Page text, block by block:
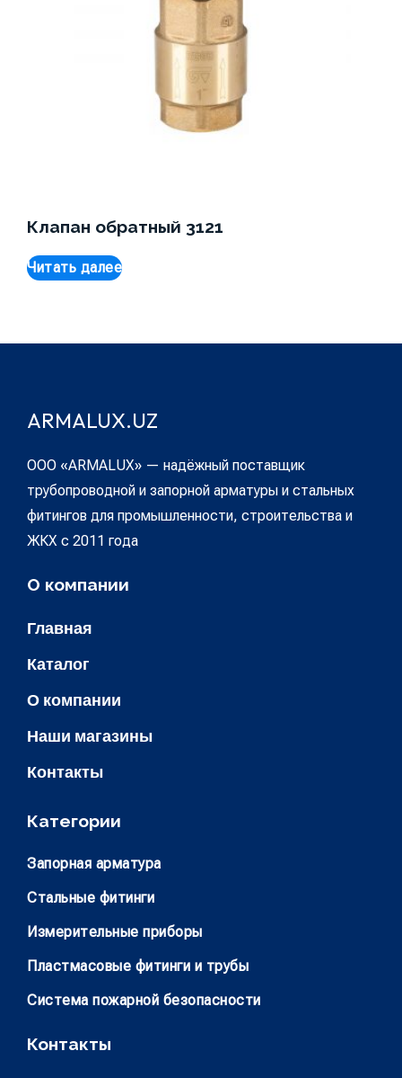
Клапан обратный 3121
Читать далее
ARMALUX.UZ
ООО «ARMALUX» — надёжный поставщик
трубопроводной и запорной арматуры и стальных
фитингов для промышленности, строительства и
ЖКХ с 2011 года
О компании
Главная
Каталог
О компании
Наши магазины
Контакты
Категории
Запорная арматура
Стальные фитинги
Измерительные приборы
Пластмасовые фитинги и трубы
Система пожарной безопасности
Контакты